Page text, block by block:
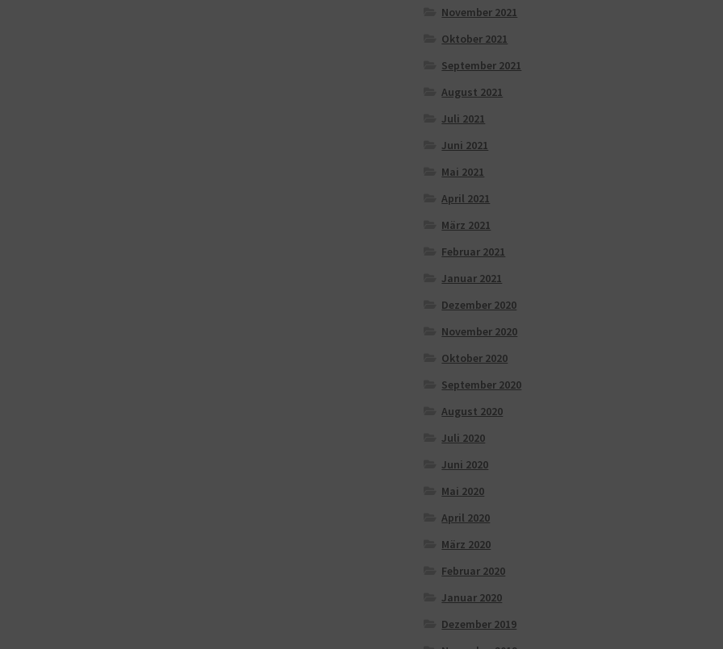
November 2021
Oktober 2021
September 2021
August 2021
Juli 2021
Juni 2021
Mai 2021
April 2021
März 2021
Februar 2021
Januar 2021
Dezember 2020
November 2020
Oktober 2020
September 2020
August 2020
Juli 2020
Juni 2020
Mai 2020
April 2020
März 2020
Februar 2020
Januar 2020
Dezember 2019